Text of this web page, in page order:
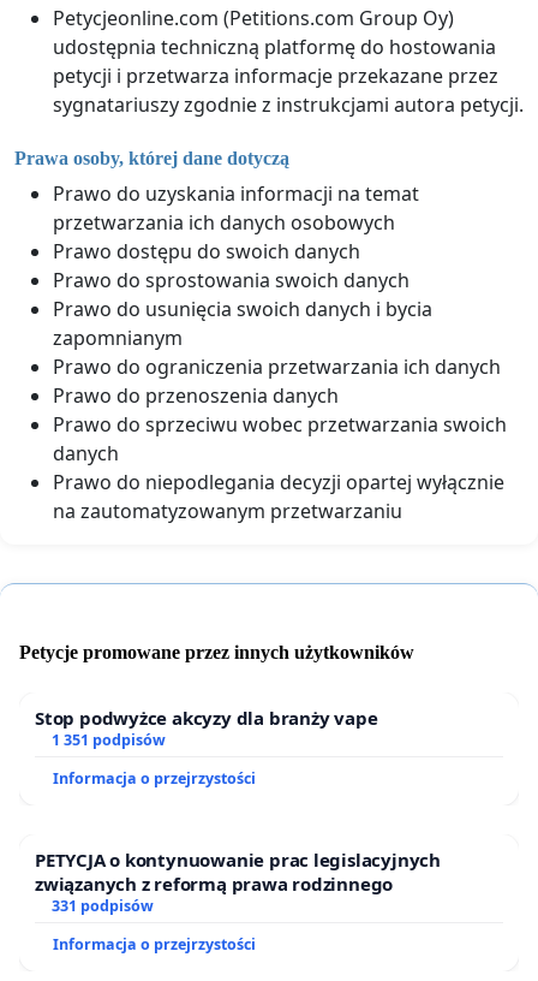
Petycjeonline.com (Petitions.com Group Oy)
udostępnia techniczną platformę do hostowania
petycji i przetwarza informacje przekazane przez
sygnatariuszy zgodnie z instrukcjami autora petycji.
Prawa osoby, której dane dotyczą
Prawo do uzyskania informacji na temat
przetwarzania ich danych osobowych
Prawo dostępu do swoich danych
Prawo do sprostowania swoich danych
Prawo do usunięcia swoich danych i bycia
zapomnianym
Prawo do ograniczenia przetwarzania ich danych
Prawo do przenoszenia danych
Prawo do sprzeciwu wobec przetwarzania swoich
danych
Prawo do niepodlegania decyzji opartej wyłącznie
na zautomatyzowanym przetwarzaniu
Petycje promowane przez innych użytkowników
Stop podwyżce akcyzy dla branży vape
1 351 podpisów
Informacja o przejrzystości
PETYCJA o kontynuowanie prac legislacyjnych
związanych z reformą prawa rodzinnego
331 podpisów
Informacja o przejrzystości